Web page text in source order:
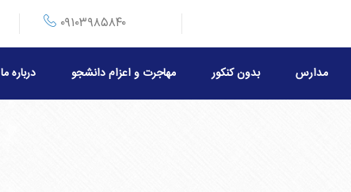
۰۹۱۰۳۹۸۵۸۴۰
مدارس بدون کنکور مهاجرت و اعزام دانشجو درباره ما